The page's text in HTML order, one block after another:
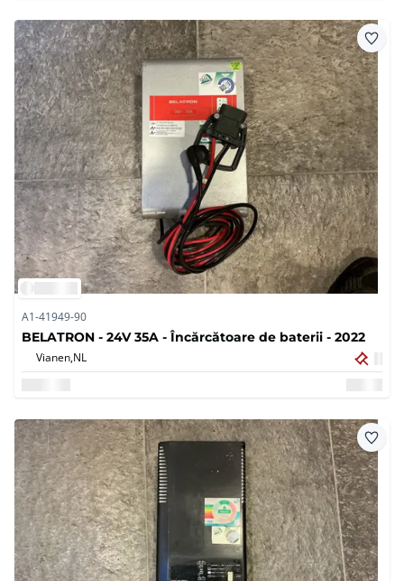
A1-41949-90
BELATRON - 24V 35A - Încărcătoare de baterii - 2022
Vianen,NL